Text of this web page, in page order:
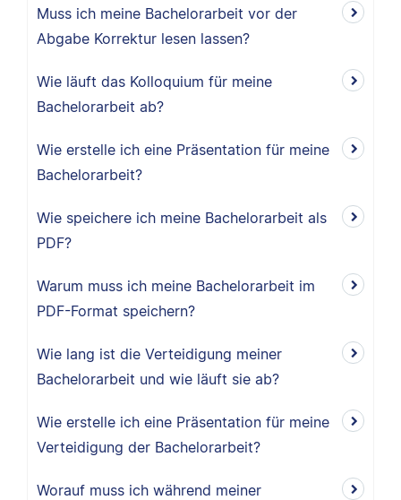
Muss ich meine Bachelorarbeit vor der
Abgabe Korrektur lesen lassen?
Wie läuft das Kolloquium für meine
Bachelorarbeit ab?
Wie erstelle ich eine Präsentation für meine
Bachelorarbeit?
Wie speichere ich meine Bachelorarbeit als
PDF?
Warum muss ich meine Bachelorarbeit im
PDF-Format speichern?
Wie lang ist die Verteidigung meiner
Bachelorarbeit und wie läuft sie ab?
Wie erstelle ich eine Präsentation für meine
Verteidigung der Bachelorarbeit?
Worauf muss ich während meiner